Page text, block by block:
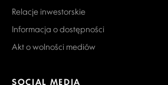
Relacje inwestorskie
Informacja o dostępności
Akt o wolności mediów
SOCIAL MEDIA